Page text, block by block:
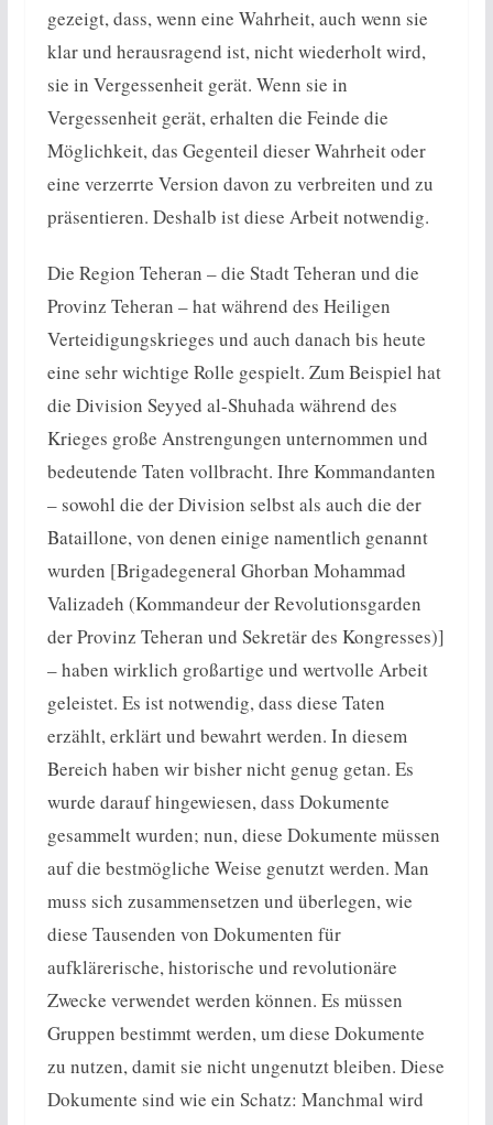
gezeigt, dass, wenn eine Wahrheit, auch wenn sie
klar und herausragend ist, nicht wiederholt wird,
sie in Vergessenheit gerät. Wenn sie in
Vergessenheit gerät, erhalten die Feinde die
Möglichkeit, das Gegenteil dieser Wahrheit oder
eine verzerrte Version davon zu verbreiten und zu
präsentieren. Deshalb ist diese Arbeit notwendig.
Die Region Teheran – die Stadt Teheran und die
Provinz Teheran – hat während des Heiligen
Verteidigungskrieges und auch danach bis heute
eine sehr wichtige Rolle gespielt. Zum Beispiel hat
die Division Seyyed al-Shuhada während des
Krieges große Anstrengungen unternommen und
bedeutende Taten vollbracht. Ihre Kommandanten
– sowohl die der Division selbst als auch die der
Bataillone, von denen einige namentlich genannt
wurden [Brigadegeneral Ghorban Mohammad
Valizadeh (Kommandeur der Revolutionsgarden
der Provinz Teheran und Sekretär des Kongresses)]
– haben wirklich großartige und wertvolle Arbeit
geleistet. Es ist notwendig, dass diese Taten
erzählt, erklärt und bewahrt werden. In diesem
Bereich haben wir bisher nicht genug getan. Es
wurde darauf hingewiesen, dass Dokumente
gesammelt wurden; nun, diese Dokumente müssen
auf die bestmögliche Weise genutzt werden. Man
muss sich zusammensetzen und überlegen, wie
diese Tausenden von Dokumenten für
aufklärerische, historische und revolutionäre
Zwecke verwendet werden können. Es müssen
Gruppen bestimmt werden, um diese Dokumente
zu nutzen, damit sie nicht ungenutzt bleiben. Diese
Dokumente sind wie ein Schatz: Manchmal wird